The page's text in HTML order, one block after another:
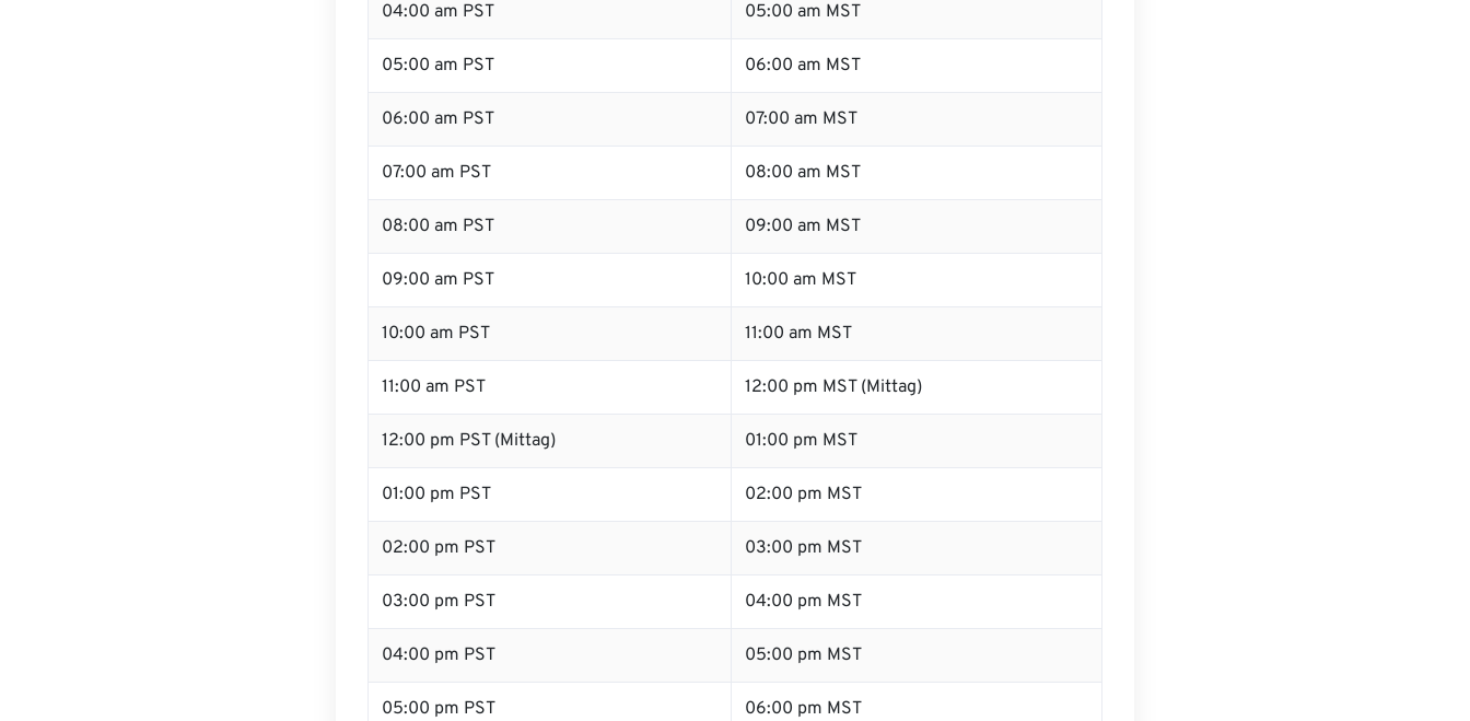
04:00 am PST 05:00 am MST
05:00 am PST 06:00 am MST
06:00 am PST 07:00 am MST
07:00 am PST 08:00 am MST
08:00 am PST 09:00 am MST
09:00 am PST 10:00 am MST
10:00 am PST 11:00 am MST
11:00 am PST 12:00 pm MST (Mittag)
12:00 pm PST (Mittag) 01:00 pm MST
01:00 pm PST 02:00 pm MST
02:00 pm PST 03:00 pm MST
03:00 pm PST 04:00 pm MST
04:00 pm PST 05:00 pm MST
05:00 pm PST 06:00 pm MST